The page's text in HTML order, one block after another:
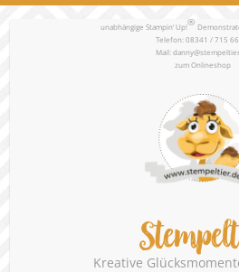
unabhängige Stampin‘ Up!®
Telefon: 08341 / 715
Mail:
zumOnlineshop
Kreative